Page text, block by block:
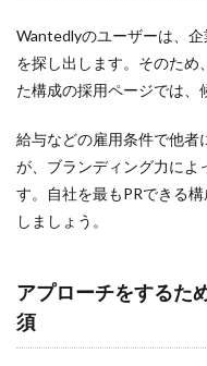
Wantedlyのユーザーは、
を探し出します。そのため
た構成の採用ページでは、
給与などの雇用条件で他者
が、ブランディング力によ
す。自社を最もPRできる
しましょう。
アプローチをするた
須